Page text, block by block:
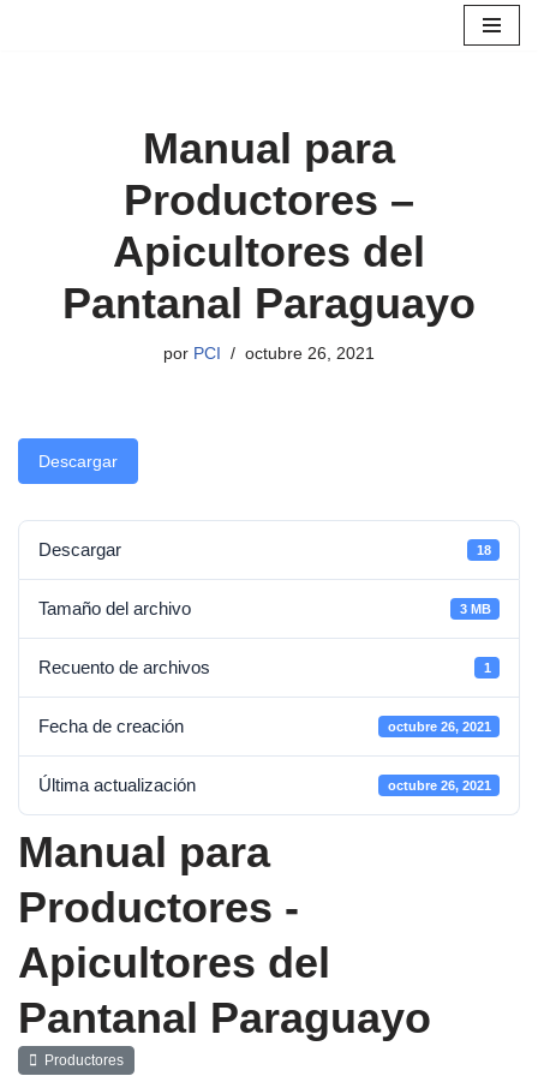
Manual para
Productores –
Apicultores del
Pantanal Paraguayo
por PCI octubre 26, 2021
Descargar
Descargar 18
Tamaño del archivo 3 MB
Recuento de archivos 1
Fecha de creación octubre 26, 2021
Última actualización octubre 26, 2021
Manual para
Productores -
Apicultores del
Pantanal Paraguayo
Productores